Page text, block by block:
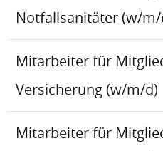
Notfallsanitäter (w/m/
Mitarbeiter für
Versicherung (w/m/d)
Mitarbeiter für